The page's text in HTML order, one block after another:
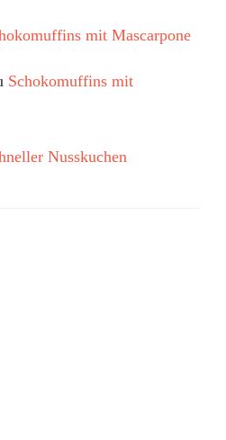
mit Mascarpone
Schokomuffins mit
Nusskuchen